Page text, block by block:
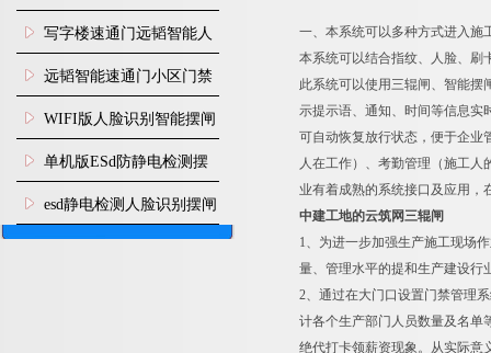
防尾随静音速通门
写字楼速通门远韬智能人
脸识别快速通道闸
远韬智能速通门小区门禁
闸机食堂消费摆闸
WIFI版人脸识别智能摆闸
机
单机版ESd防静电检测摆
闸机
esd静电检测人脸识别摆闸
安装
一、本系统可以多种方式进入施
本系统可以结合指纹、人脸、刷
此系统可以使用三辊闸、智能摆
示提示语、通知、时间等信息实
可自动恢复放行状态，便于企业
人在工作）、考勤管理（施工
业有着成熟的系统接口及应用，
中建工地的云筑网三辊闸
1、为进一步加强生产施工现场
量、管理水平的提和生产建设行
2、通过在大门口设置门禁管理
计各个生产部门人员数量及名单
绝代打卡领薪资现象。从实际意